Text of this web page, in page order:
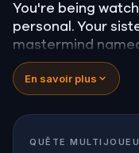
You're being
personal. Your
mastermind
You’re not just
twisted scavenger
and death. To find
first—strangers
games. You’ll
En savoir plus
QUÊTE